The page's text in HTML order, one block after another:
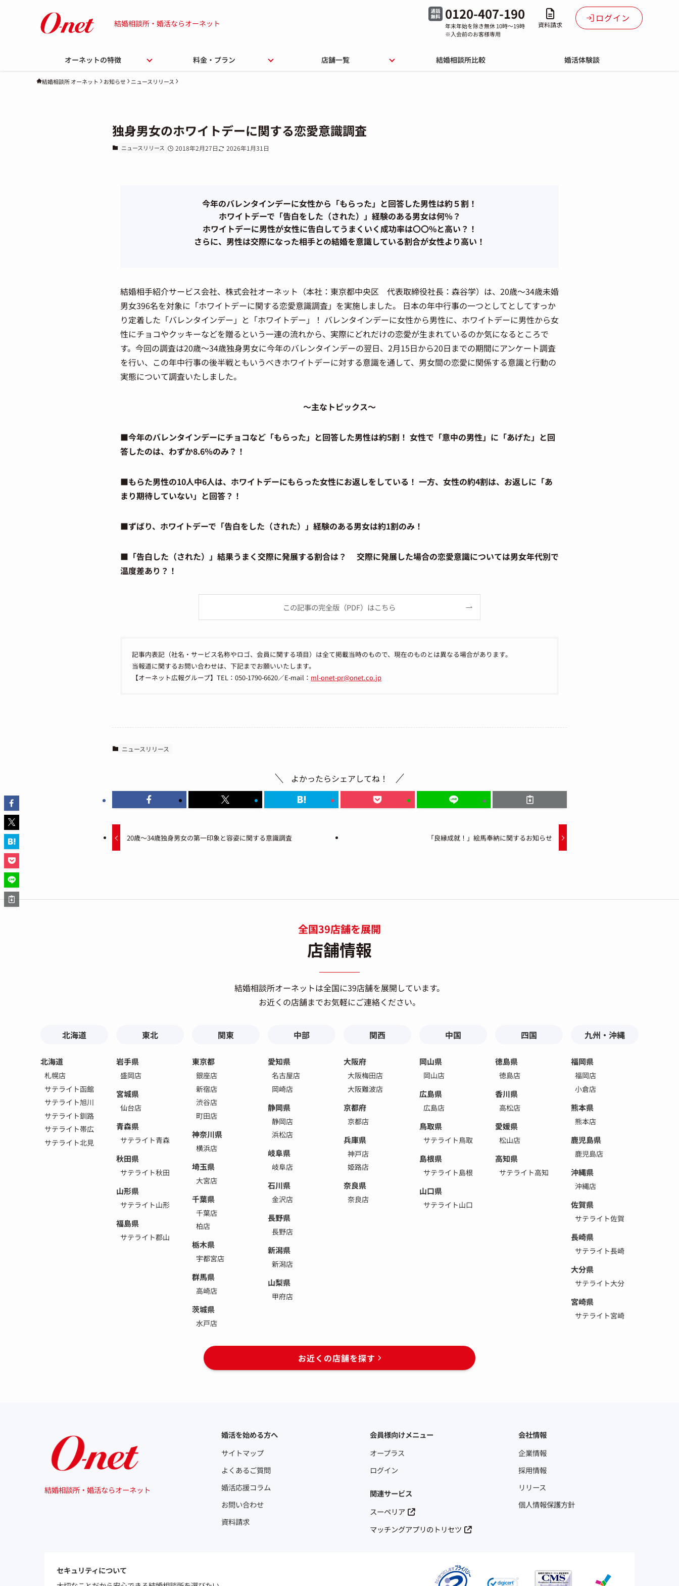
結婚相談所・婚活ならオーネット
0120-407-190
年末年始を除き無休 10時～19時
※入会前のお客様専用
資料請求
ログイン
オーネットの特徴 料金・プラン 店舗一覧 結婚相談所比較 婚活体験談
結婚相談所 オーネット お知らせ ニュースリリース
独身男女のホワイトデーに関する恋愛意識調査
ニュースリリース 2018年2月27日 2026年1月31日
今年のバレンタインデーに女性から「もらった」と回答した男性は約５割！
ホワイトデーで「告白をした（された）」経験のある男女は何％？
ホワイトデーに男性が女性に告白してうまくいく成功率は〇〇%と高い？！
さらに、男性は交際になった相手との結婚を意識している割合が女性より高い！
結婚相手紹介サービス会社、株式会社オーネット（本社：東京都中央区 代表取締役社長：森谷学）は、20歳～34歳未婚
男女396名を対象に「ホワイトデーに関する恋愛意識調査」を実施しました。 日本の年中行事の一つとしてとしてすっか
り定着した「バレンタインデー」と「ホワイトデー」！ バレンタインデーに女性から男性に、ホワイトデーに男性から女
性にチョコやクッキーなどを贈るという一連の流れから、実際にどれだけの恋愛が生まれているのか気になるところで
す。今回の調査は20歳～34歳独身男女に今年のバレンタインデーの翌日、2月15日から20日までの期間にアンケート調査
を行い、この年中行事の後半戦ともいうべきホワイトデーに対する意識を通して、男女間の恋愛に関係する意識と行動の
実態について調査いたしました。
～主なトピックス～
■今年のバレンタインデーにチョコなど「もらった」と回答した男性は約5割！ 女性で「意中の男性」に「あげた」と回
答したのは、わずか8.6％のみ？！
■もらた男性の10人中6人は、ホワイトデーにもらった女性にお返しをしている！ 一方、女性の約4割は、お返しに「あ
まり期待していない」と回答？！
■ずばり、ホワイトデーで「告白をした（された）」経験のある男女は約1割のみ！
■「告白した（された）」結果うまく交際に発展する割合は？ 交際に発展した場合の恋愛意識については男女年代別で
温度差あり？！
この記事の完全版（PDF）はこちら
記事内表記（社名・サービス名称やロゴ、会員に関する項目）は全て掲載当時のもので、現在のものとは異なる場合があります。
当報道に関するお問い合わせは、下記までお願いいたします。
【オーネット広報グループ】TEL：050-1790-6620／E-mail： ml-onet-pr@onet.co.jp
ニュースリリース
よかったらシェアしてね！
20歳～34歳独身男女の第一印象と容姿に関する意識調査 「良縁成就！」絵馬奉納に関するお知らせ
全国39店舗を展開
店舗情報
結婚相談所オーネットは全国に39店舗を展開しています。
お近くの店舗までお気軽にご連絡ください。
北海道
北海道
札幌店
サテライト函館
サテライト旭川
サテライト釧路
サテライト帯広
サテライト北見
東北
岩手県
盛岡店
宮城県
仙台店
青森県
サテライト青森
秋田県
サテライト秋田
山形県
サテライト山形
福島県
サテライト郡山
関東
東京都
銀座店
新宿店
渋谷店
町田店
神奈川県
横浜店
埼玉県
大宮店
千葉県
千葉店
柏店
栃木県
宇都宮店
群馬県
高崎店
茨城県
水戸店
中部
愛知県
名古屋店
岡崎店
静岡県
静岡店
浜松店
岐阜県
岐阜店
石川県
金沢店
長野県
長野店
新潟県
新潟店
山梨県
甲府店
関西
大阪府
大阪梅田店
大阪難波店
京都府
京都店
兵庫県
神戸店
姫路店
奈良県
奈良店
中国
岡山県
岡山店
広島県
広島店
鳥取県
サテライト鳥取
島根県
サテライト島根
山口県
サテライト山口
四国
徳島県
徳島店
香川県
高松店
愛媛県
松山店
高知県
サテライト高知
九州・沖縄
福岡県
福岡店
小倉店
熊本県
熊本店
鹿児島県
鹿児島店
沖縄県
沖縄店
佐賀県
サテライト佐賀
長崎県
サテライト長崎
大分県
サテライト大分
宮崎県
サテライト宮崎
お近くの店舗を探す
結婚相談所・婚活ならオーネット
婚活を始める方へ
サイトマップ
よくあるご質問
婚活応援コラム
お問い合わせ
資料請求
会員様向けメニュー
オープラス
ログイン
関連サービス
スーペリア
マッチングアプリのトリセツ
会社情報
企業情報
採用情報
リリース
個人情報保護方針
セキュリティについて